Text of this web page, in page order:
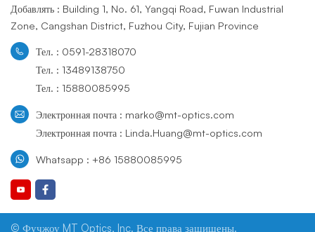
Добавлять : Building 1, No. 61, Yangqi Road, Fuwan Industrial
Zone, Cangshan District, Fuzhou City, Fujian Province
Тел. : 0591-28318070
Тел. : 13489138750
Тел. : 15880085995
Электронная почта : marko@mt-optics.com
Электронная почта : Linda.Huang@mt-optics.com
Whatsapp : +86 15880085995
© Фучжоу MT Optics, Inc. Все права защищены.